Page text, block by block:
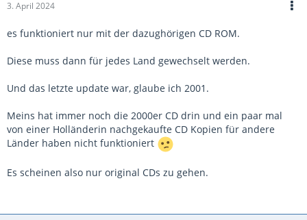
3. April 2024
es funktioniert nur mit der dazughörigen CD ROM.
Diese muss dann für jedes Land gewechselt werden.
Und das letzte update war, glaube ich 2001.
Meins hat immer noch die 2000er CD drin und ein paar mal
von einer Holländerin nachgekaufte CD Kopien für andere
Länder haben nicht funktioniert
Es scheinen also nur original CDs zu gehen.